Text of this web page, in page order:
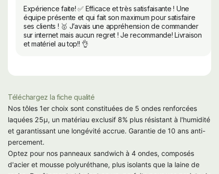
Expérience faite! ✅ Efficace et très satisfaisante ! Une
équipe présente et qui fait son maximum pour satisfaire
ses clients ! 🥇 J’avais une appréhension de commander
sur internet mais aucun regret ! Je recommande! Livraison
et matériel au top!! 👌
Téléchargez la fiche qualité
Nos tôles 1er choix sont constituées de 5 ondes renforcées
laquées 25µ, un matériau exclusif 8% plus résistant à l'humidité
et garantissant une longévité accrue. Garantie de 10 ans anti-
percement.
Optez pour nos panneaux sandwich à 4 ondes, composés
d'acier et mousse polyuréthane, plus isolants que la laine de